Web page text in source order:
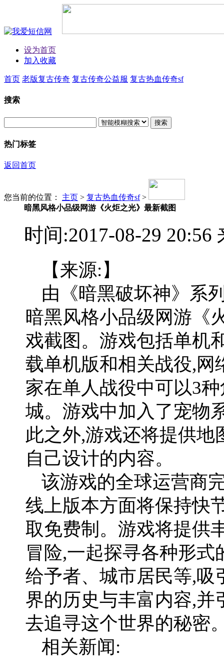
设为首页
加入收藏
首页 老版复古传奇 复古传奇公益服 复古热血传奇sf
搜索
搜索
热门标签
返回首页
您当前的位置： 主页 > 复古热血传奇sf>
暗黑风格小品级网游《火炬之光》最新截图
时间:2017-08-29
【来源:】
由《暗黑破坏神》系
暗黑风格小品级网游《
戏截图。游戏包括单机
载单机版和相关战役,网
家在单人战役中可以3
城。游戏中加入了宠物
此之外,游戏还将提供
自己设计的内容。
该游戏的全球运营商
线上版本方面将保持快
取免费制。游戏将提供
冒险,一起探寻各种形
给予者、城市居民等,吸
界的历史与丰富内容,
去追寻这个世界的秘密
相关新闻: